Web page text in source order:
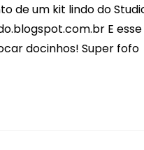
de um kit lindo do
E
docinhos! Super fofo